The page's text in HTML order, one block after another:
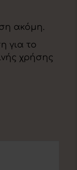
ακόμη.
για το
χρήσης